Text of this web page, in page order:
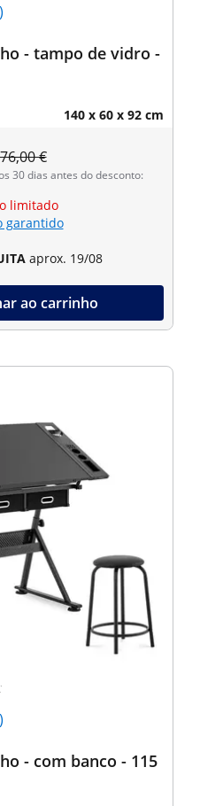
- tampo de vidro -
140 x 60 x 92 cm
€
30 dias antes do desconto:
limitado
garantido
aprox. 19/08
ao carrinho
- com banco - 115